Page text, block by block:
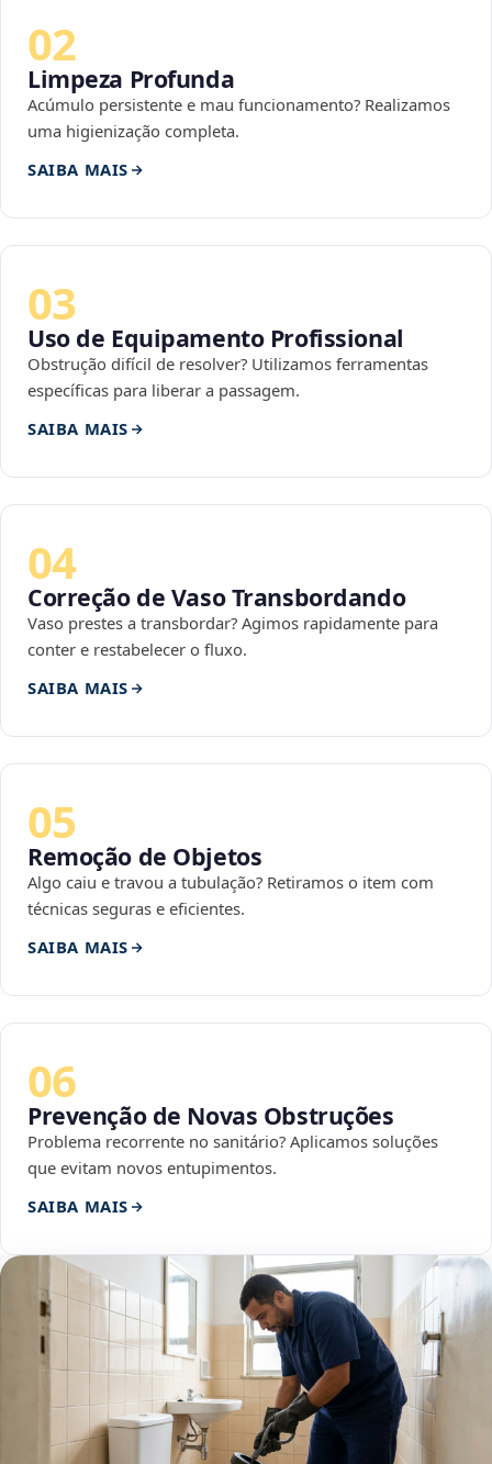
02
Limpeza Profunda
Acúmulo persistente e mau funcionamento? Realizamos
uma higienização completa.
SAIBA MAIS
03
Uso de Equipamento Profissional
Obstrução difícil de resolver? Utilizamos ferramentas
específicas para liberar a passagem.
SAIBA MAIS
04
Correção de Vaso Transbordando
Vaso prestes a transbordar? Agimos rapidamente para
conter e restabelecer o fluxo.
SAIBA MAIS
05
Remoção de Objetos
Algo caiu e travou a tubulação? Retiramos o item com
técnicas seguras e eficientes.
SAIBA MAIS
06
Prevenção de Novas Obstruções
Problema recorrente no sanitário? Aplicamos soluções
que evitam novos entupimentos.
SAIBA MAIS